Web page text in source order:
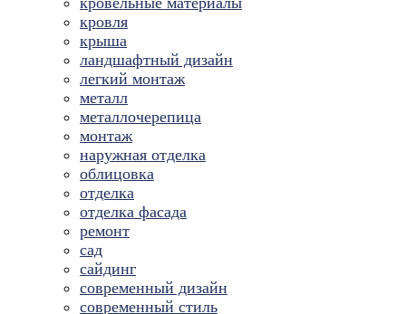
кровля
крыша
ландшафтный дизайн
легкий монтаж
металл
металлочерепица
монтаж
наружная отделка
облицовка
отделка
отделка фасада
ремонт
сад
сайдинг
современный дизайн
современный стиль